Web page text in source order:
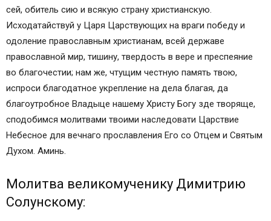
Лечение зубов народными средствами
Лечение глаз народными средствами
Лечение волос народными средствами
Народное лечение алкоголизма
Как бросить курить: народные средства
Народное лечение эндокринологических
заболеваний
Лечение ногтей народными средствами
Лечение суставов народными средствами
Лечение почек народными средствами
Лечение кишечника и желудка народными
Повышение иммунитета народными средствами
сей, обитель сию и всякую страну христианскую.
Исходатайствуй у Царя Царствующих на враги победу и
одоление православным христианам, всей державе
православной мир, тишину, твердость в вере и преспеяние
во благочестии; нам же, чтущим честную память твою,
испроси благодатное укрепление на дела благая, да
благоутробное Владыце нашему Христу Богу зде творяще,
сподобимся молитвами твоими наследовати Царствие
Небесное для вечнаго прославления Его со Отцем и Святым
Духом. Аминь.
Молитва великомученику Димитрию
Солунскому: